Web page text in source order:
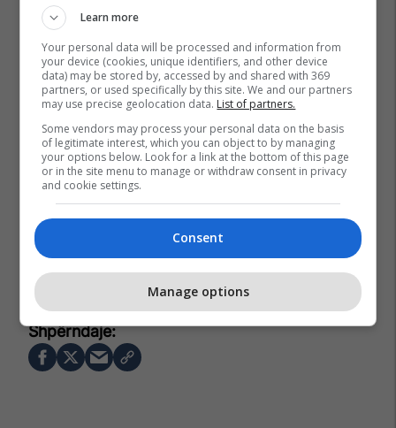
Twente
Learn more
Your personal data will be processed and information from
your device (cookies, unique identifiers, and other device
data) may be stored by, accessed by and shared with 369
partners, or used specifically by this site. We and our partners
may use precise geolocation data. List of partners.
Some vendors may process your personal data on the basis
of legitimate interest, which you can object to by managing
your options below. Look for a link at the bottom of this page
or in the site menu to manage or withdraw consent in privacy
and cookie settings.
Consent
Manage options